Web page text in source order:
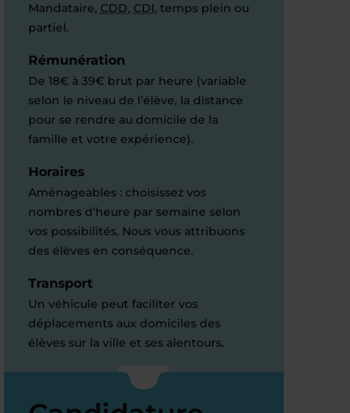
Mandataire, CDD, CDI, temps plein ou
partiel.
Rémunération
De 18€ à 39€ brut par heure (variable
selon le niveau de l’élève, la distance
pour se rendre au domicile de la
famille et votre expérience).
Horaires
Aménageables : choisissez vos
nombres d'heure par semaine selon
vos possibilités. Nous vous attribuons
des élèves en conséquence.
Transport
Un véhicule peut faciliter vos
déplacements aux domiciles des
élèves sur la ville et ses alentours.